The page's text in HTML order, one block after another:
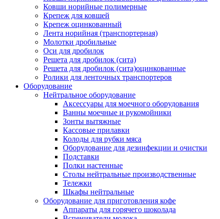
Ковши норийные полимерные
Крепеж для ковшей
Крепеж оцинкованный
Лента норийная (транспортерная)
Молотки дробильные
Оси для дробилок
Решета для дробилок (сита)
Решета для дробилок (сита)оцинкованные
Ролики для ленточных транспортеров
Оборудование
Нейтральное оборудование
Аксессуары для моечного оборудования
Ванны моечные и рукомойники
Зонты вытяжные
Кассовые прилавки
Колоды для рубки мяса
Оборудование для дезинфекции и очистки
Подставки
Полки настенные
Столы нейтральные производственные
Тележки
Шкафы нейтральные
Оборудование для приготовления кофе
Аппараты для горячего шоколада